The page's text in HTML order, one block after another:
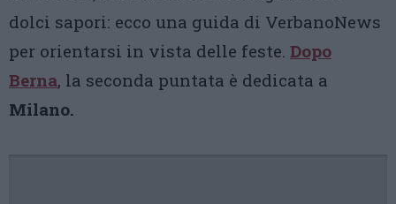
dolci sapori: ecco una guida di VerbanoNews
per orientarsi in vista delle feste. Dopo
Berna, la seconda puntata è dedicata a
Milano.